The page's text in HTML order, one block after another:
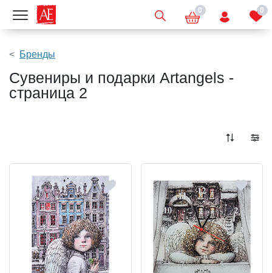
Показать меню 0 0
Бренды
Сувениры и подарки Artangels -
страница 2